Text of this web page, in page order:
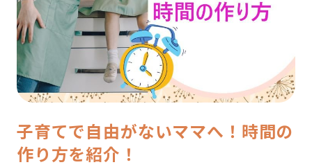
子育てで自由がないママへ！時間の
作り方を紹介！